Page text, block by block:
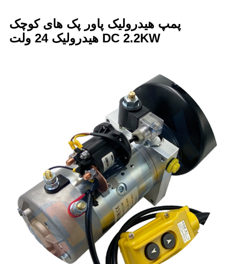
پمپ هیدرولیک پاور پک های کوچک
هیدرولیک 24 ولت DC 2.2KW